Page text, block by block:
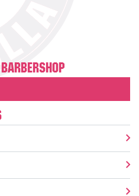
Barbershop